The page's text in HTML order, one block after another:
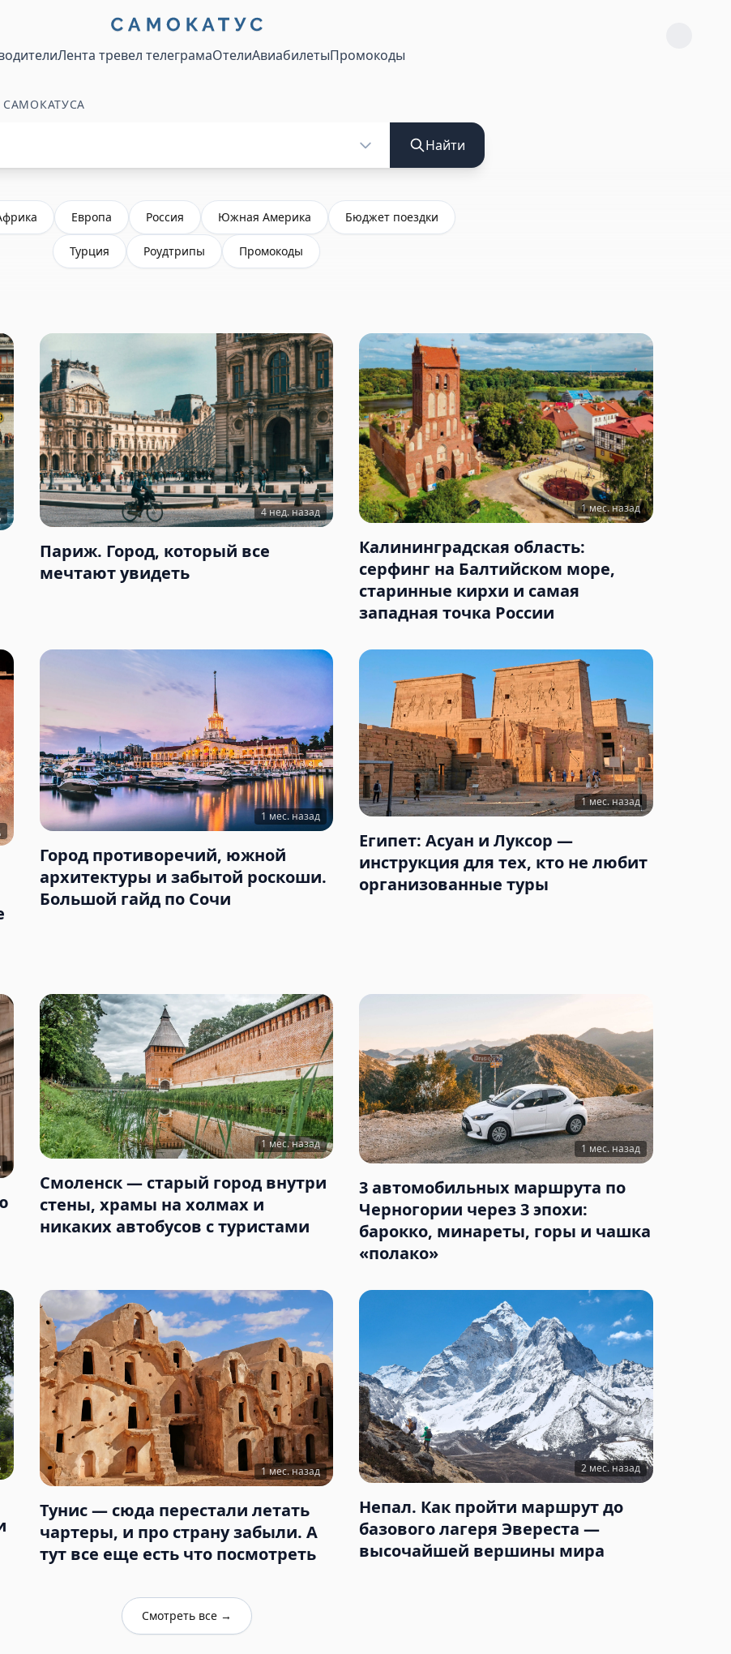
Лента тревел телеграмаОтелиАвиабилетыПромокоды
Найти
Европа Россия Южная Америка Бюджет поездки
Турция Роудтрипы Промокоды
4 нед. назад
Париж. Город, который все
мечтают увидеть
1 мес. назад
Калининградская область:
серфинг на Балтийском море,
старинные кирхи и самая
западная точка России
1 мес. назад
Город противоречий, южной
архитектуры и забытой роскоши.
Большой гайд по Сочи
1 мес. назад
Египет: Асуан и Луксор —
инструкция для тех, кто не любит
организованные туры
1 мес. назад
Смоленск — старый город внутри
стены, храмы на холмах и
никаких автобусов с туристами
1 мес. назад
3 автомобильных маршрута по
Черногории через 3 эпохи:
барокко, минареты, горы и чашка
«полако»
1 мес. назад
Тунис — сюда перестали летать
чартеры, и про страну забыли. А
тут все еще есть что посмотреть
2 мес. назад
Непал. Как пройти маршрут до
базового лагеря Эвереста —
высочайшей вершины мира
Смотреть все→